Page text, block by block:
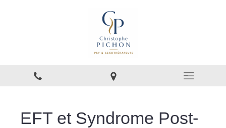
EFT et Syndrome Post-